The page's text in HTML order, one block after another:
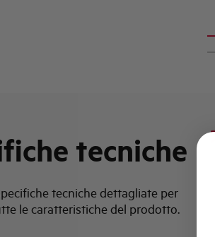
tecniche
tecniche dettagliate per
le caratteristiche del prodotto.